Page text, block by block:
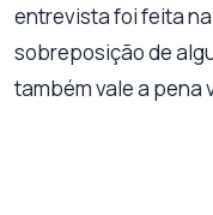
entrevista foi feita
sobreposição de
também vale a pena